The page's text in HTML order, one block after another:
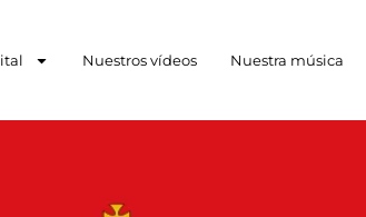
Nuestros vídeos Nuestra música